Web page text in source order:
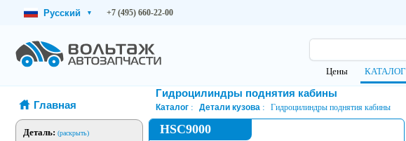
Русский ▾ +7 (495) 660-22-00
Цены КАТАЛОГ
Главная
Деталь: (раскрыть)
Гидроцилиндры поднятия кабины
Каталог Детали кузова Гидроцилиндры поднятия кабины
HSC9000